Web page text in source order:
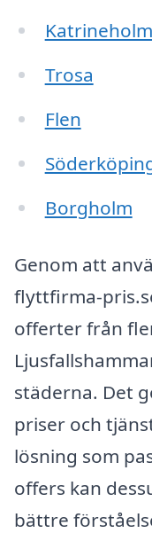
Katrineholm
Trosa
Flen
Borgholm
Genom att
flyttfirma-
offerter från
städerna. Det
priser och
lösning som
offers kan
bättre